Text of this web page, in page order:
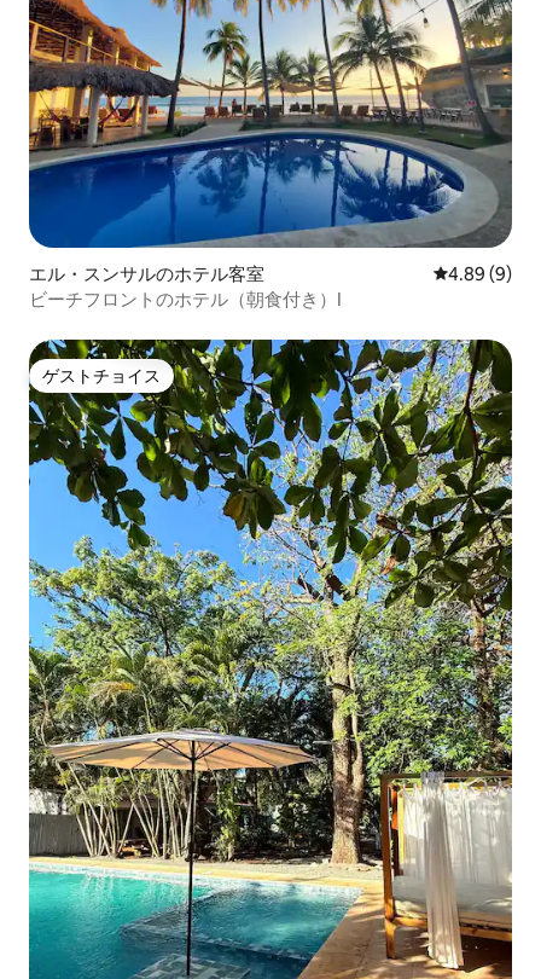
エル・スンサルのホテル客室 レビュー9件
4.89 (9)
ビーチフロントのホテル（朝食付き）I
ゲストチョイス
ゲストチョイス